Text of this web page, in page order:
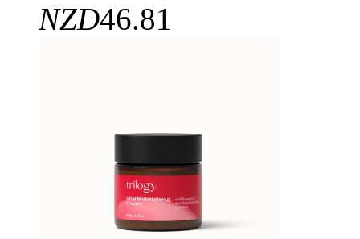
NZD46.81